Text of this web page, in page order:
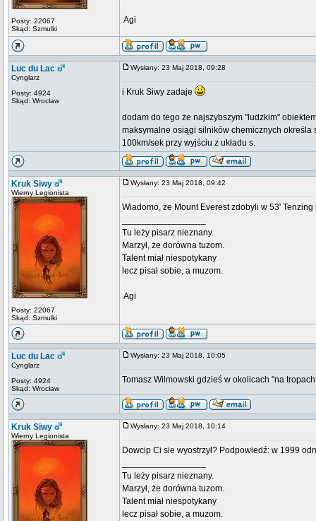
Posty: 22067
Skąd: Szmulki
 Agi
Luc du Lac
Cynglarz
Posty: 4924
Skąd: Wrocław
Wysłany: 23 Maj 2018, 09:28
i Kruk Siwy zadaje
dodam do tego że najszybszym "ludzkim"
maksymalne osiągi silników chemicznych
100km/sek przy wyjściu z układu s.
Kruk Siwy
Wierny Legionista
Posty: 22067
Skąd: Szmulki
Wysłany: 23 Maj 2018, 09:42
Wiadomo, że Mount Everest zdobyli w 53'
Tu leży pisarz nieznany.
Marzył, że dorówna tuzom.
Talent miał niespotykany
lecz pisał sobie, a muzom.
 Agi
Luc du Lac
Cynglarz
Posty: 4924
Skąd: Wrocław
Wysłany: 23 Maj 2018, 10:05
Tomasz Wilmowski gdzieś w okolicach "na
Kruk Siwy
Wierny Legionista
Wysłany: 23 Maj 2018, 10:14
Dowcip Ci sie wyostrzył? Podpowiedź: w 1999
Tu leży pisarz nieznany.
Marzył, że dorówna tuzom.
Talent miał niespotykany
lecz pisał sobie, a muzom.